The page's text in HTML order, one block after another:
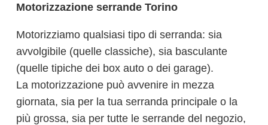
Motorizzazione serrande Torino
Motorizziamo qualsiasi tipo di serranda: sia
avvolgibile (quelle classiche), sia basculante
(quelle tipiche dei box auto o dei garage).
La motorizzazione può avvenire in mezza
giornata, sia per la tua serranda principale o la
più grossa, sia per tutte le serrande del negozio,